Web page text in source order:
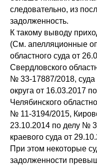
следовательно, из
задолженность.
К такому выводу
(См. апелляционные
областного суда от
Свердловского
№ 33-17887/2018,
округа от 16.03.2017
Челябинского
№ 11-3194/2015,
23.10.2014 по делу №
краевого суда от
При этом некоторые
задолженности